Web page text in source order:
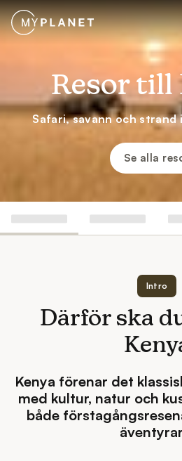
Resor till
Safari, savann och
Se alla
Intro
Därför ska
Kenya förenar det
med kultur, natur och
både